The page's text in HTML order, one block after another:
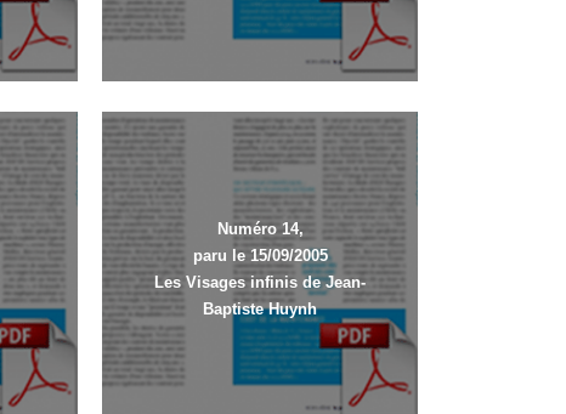
Numéro 14,
paru le 15/09/2005
Les Visages infinis de Jean-
Baptiste Huynh